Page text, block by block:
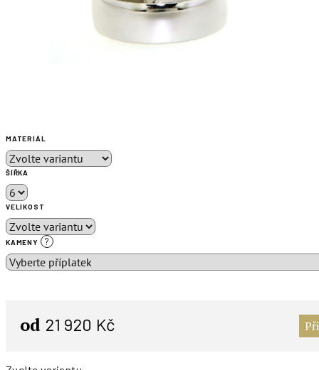
MATERIÁL
ŠÍŘKA
VELIKOST
KAMENY ?
od 21 920 Kč